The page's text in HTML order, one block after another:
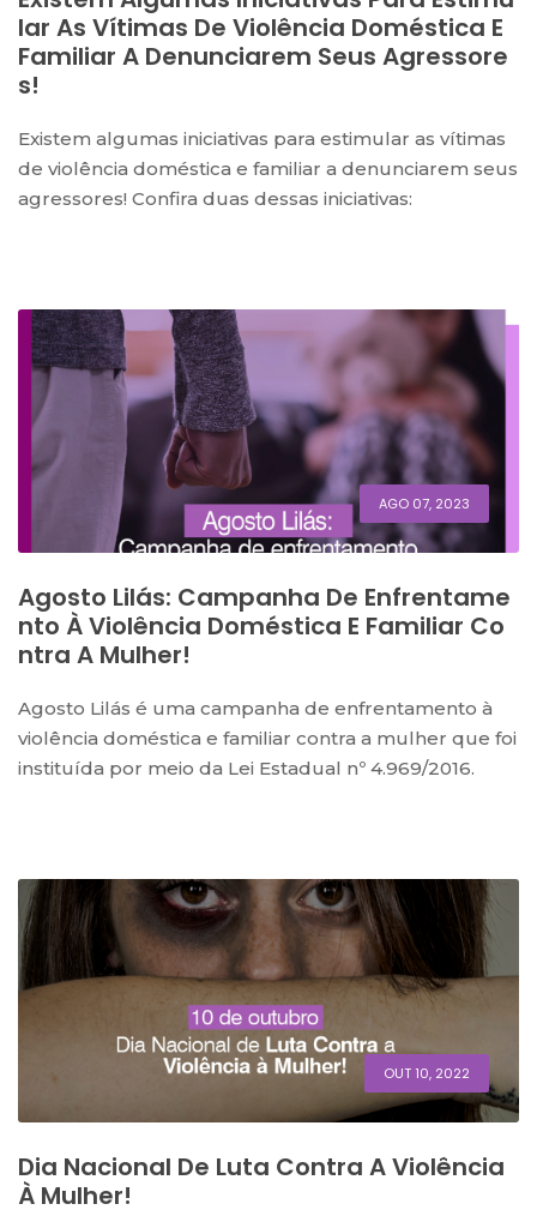
Lar As Vítimas De Violência Doméstica E
Familiar A Denunciarem Seus Agressore
S!
Existem algumas iniciativas para estimular as vítimas
de violência doméstica e familiar a denunciarem seus
agressores! Confira duas dessas iniciativas:
AGO 07, 2023
Agosto Lilás: Campanha De Enfrentame
Nto À Violência Doméstica E Familiar Co
Ntra A Mulher!
Agosto Lilás é uma campanha de enfrentamento à
violência doméstica e familiar contra a mulher que foi
instituída por meio da Lei Estadual nº 4.969/2016.
OUT 10, 2022
Dia Nacional De Luta Contra A Violência
À Mulher!